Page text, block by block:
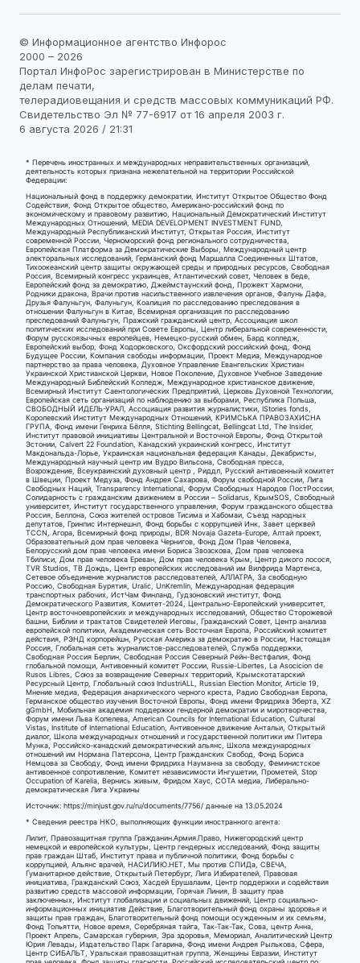
© Информационное агентство Инфорос
2000 – 2026
Портал ИнфоРос зарегистрирован в Министерстве по
делам печати,
телерадиовещания и средств массовых коммуникаций РФ.
Свидетельство Эл № 77-6917 от 16 апреля 2003 г.
6 августа 2026 / 21:31